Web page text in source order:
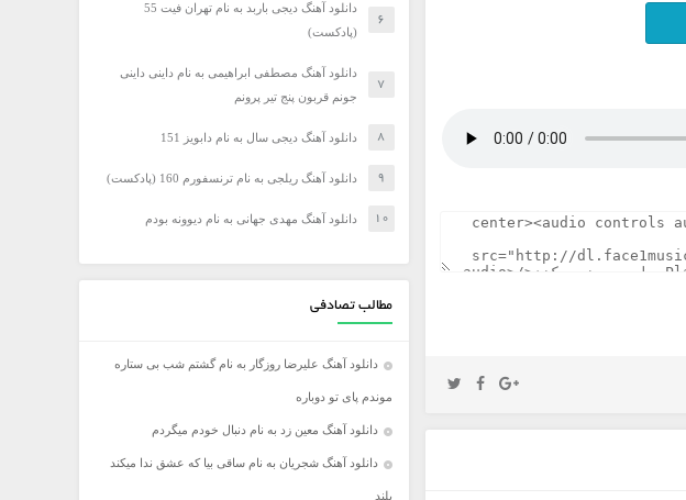
دانلود آهنگ دیجی باربد به نام تهران فیت 55
(پادکست)
دانلود آهنگ مصطفی ابراهیمی به نام داینی داینی
جونم قربون پنج تیر پرونم
دانلود آهنگ دیجی سال به نام دابویز 151
دانلود آهنگ ریلجی به نام ترنسفورم 160 (پادکست)
دانلود آهنگ مهدی جهانی به نام دیوونه بودم
مطالب تصادفی
دانلود آهنگ علیرضا روزگار به نام گشتم شب بی ستاره
موندم پای تو دوباره
دانلود آهنگ معین زد به نام دنبال خودم میگردم
دانلود آهنگ شجریان به نام ساقی بیا که عشق ندا میکند
بلند